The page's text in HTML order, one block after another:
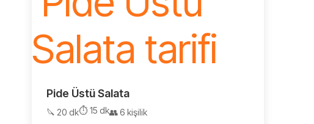
Pide Üstü Salata
🔪 20 dk⏱️ 15 dk👥 6 kişilik